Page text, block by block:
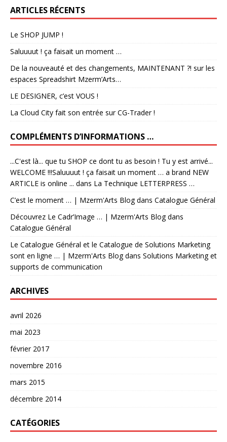
ARTICLES RÉCENTS
Le SHOP JUMP !
Saluuuut ! ça faisait un moment …
De la nouveauté et des changements, MAINTENANT ?! sur les
espaces Spreadshirt Mzerm’Arts…
LE DESIGNER, c’est VOUS !
La Cloud City fait son entrée sur CG-Trader !
COMPLÉMENTS D’INFORMATIONS …
...C'est là... que tu SHOP ce dont tu as besoin ! Tu y est arrivé...
WELCOME !!!Saluuuut ! ça faisait un moment … a brand NEW
ARTICLE is online ... dans La Technique LETTERPRESS …
C’est le moment … | Mzerm'Arts Blogdans Catalogue Général
Découvrez Le Cadr’Image … | Mzerm'Arts Blogdans
Catalogue Général
Le Catalogue Général et le Catalogue de Solutions Marketing
sont en ligne … | Mzerm'Arts Blogdans Solutions Marketing et
supports de communication
ARCHIVES
avril 2026
mai 2023
février 2017
novembre 2016
mars 2015
décembre 2014
CATÉGORIES